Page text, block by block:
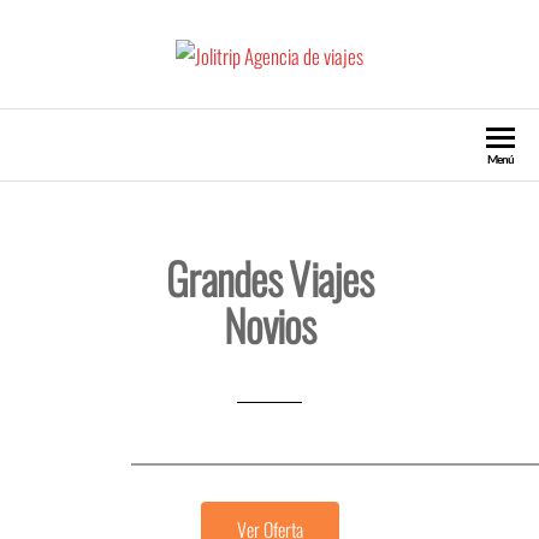
Menú
Grandes Viajes
Novios
Ver Oferta